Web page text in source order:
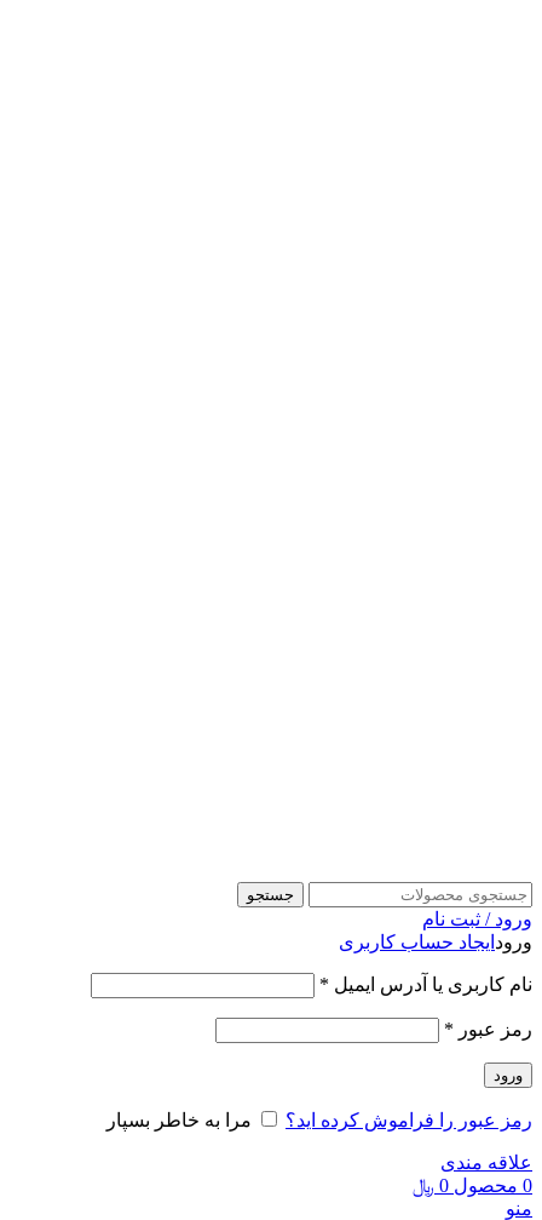
جستجو
ورود / ثبت نام
ورود ایجاد حساب کاربری
نام کاربری یا آدرس ایمیل *
رمز عبور *
ورود
رمز عبور را فراموش کرده اید؟ مرا به خاطر بسپار
علاقه مندی
0 محصول 0 ﷼
منو